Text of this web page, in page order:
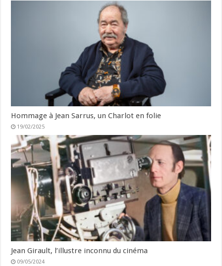
Hommage à Jean Sarrus, un Charlot en folie
19/02/2025
Jean Girault, l’illustre inconnu du cinéma
09/05/2024